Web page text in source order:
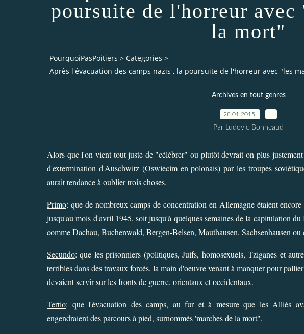
poursuite de l'horreur avec
la mort"
PourquoiPasPoitiers > Categories >
Après l'évacuation des camps nazis , la poursuite de l'horreur avec "les
Archives en tout genres
28.01.2015
Par Ludovic Bonneaud
Alors que l'on vient tout juste de "célébrer" ou plutôt devrait-on plus
d'extermination d'Auschwitz (Oswiecim en polonais) par les troupes
aurait tendance à oublier trois choses.
Primo: que de nombreux camps de concentration en Allemagne étaient
jusqu'au mois d'avril 1945, soit jusqu'à quelques semaines de la capitulation
comme Dachau, Buchenwald, Bergen-Belsen, Mauthausen, Sachsenhausen ou
Secundo: que les prisonniers (politiques, Juifs, homosexuels, Tziganes et
terribles dans des travaux forcés, la main d'oeuvre venant à manquer pour
devaient servir sur les fronts de guerre, orientaux et occidentaux.
Tertio: que l'évacuation des camps, au fur et à mesure que les Alliés
engendraient des parcours à pied, surnommés 'marches de la mort".